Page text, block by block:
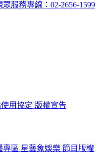
眾服務專線：02-2656-1599
用協定 版權宣告
專區 星藝象娛樂 節目版權